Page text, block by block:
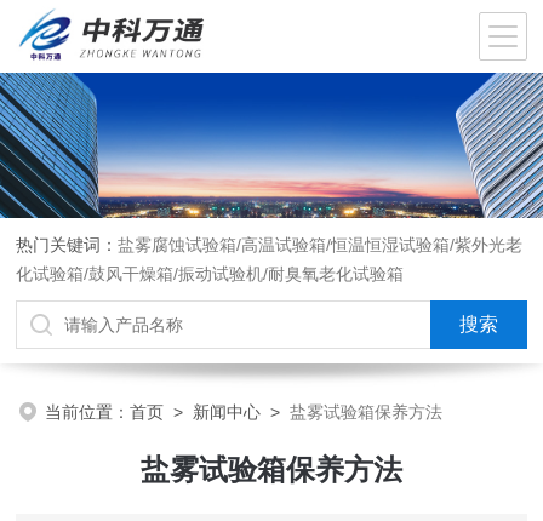
热门关键词：盐雾腐蚀试验箱/高温试验箱/恒温恒湿试验箱/紫外光老
化试验箱/鼓风干燥箱/振动试验机/耐臭氧老化试验箱
当前位置：首页 > 新闻中心 >盐雾试验箱保养方法
盐雾试验箱保养方法